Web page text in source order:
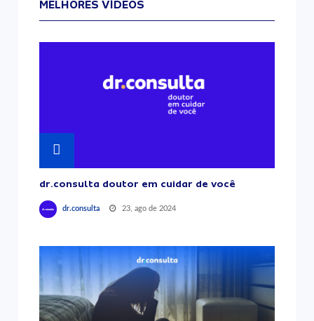
MELHORES VÍDEOS
dr.consulta doutor em cuidar de você
dr.consulta 23, ago de 2024